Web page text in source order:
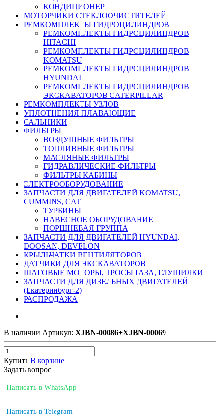
КОНДИЦИОНЕР
МОТОРЧИКИ СТЕКЛООЧИСТИТЕЛЕЙ
РЕМКОМПЛЕКТЫ ГИДРОЦИЛИНДРОВ
РЕМКОМПЛЕКТЫ ГИДРОЦИЛИНДРОВ
HITACHI
РЕМКОМПЛЕКТЫ ГИДРОЦИЛИНДРОВ
KOMATSU
РЕМКОМПЛЕКТЫ ГИДРОЦИЛИНДРОВ
HYUNDAI
РЕМКОМПЛЕКТЫ ГИДРОЦИЛИНДРОВ
ЭКСКАВАТОРОВ CATERPILLAR
РЕМКОМПЛЕКТЫ УЗЛОВ
УПЛОТНЕНИЯ ПЛАВАЮЩИЕ
САЛЬНИКИ
ФИЛЬТРЫ
ВОЗДУШНЫЕ ФИЛЬТРЫ
ТОПЛИВНЫЕ ФИЛЬТРЫ
МАСЛЯНЫЕ ФИЛЬТРЫ
ГИДРАВЛИЧЕСКИЕ ФИЛЬТРЫ
ФИЛЬТРЫ КАБИНЫ
ЭЛЕКТРООБОРУДОВАНИЕ
ЗАПЧАСТИ ДЛЯ ДВИГАТЕЛЕЙ KOMATSU,
CUMMINS, CAT
ТУРБИНЫ
НАВЕСНОЕ ОБОРУДОВАНИЕ
ПОРШНЕВАЯ ГРУППА
ЗАПЧАСТИ ДЛЯ ДВИГАТЕЛЕЙ HYUNDAI,
DOOSAN, DEVELON
КРЫЛЬЧАТКИ ВЕНТИЛЯТОРОВ
ДАТЧИКИ ДЛЯ ЭКСКАВАТОРОВ
ШАГОВЫЕ МОТОРЫ, ТРОСЫ ГАЗА, ГЛУШИЛКИ
ЗАПЧАСТИ ДЛЯ ДИЗЕЛЬНЫХ ДВИГАТЕЛЕЙ
(Екатеринбург-2)
РАСПРОДАЖА
В наличии Артикул: XJBN-00086+XJBN-00069
Купить В корзине
Задать вопрос
Написать в WhatsApp
Написать в Telegram